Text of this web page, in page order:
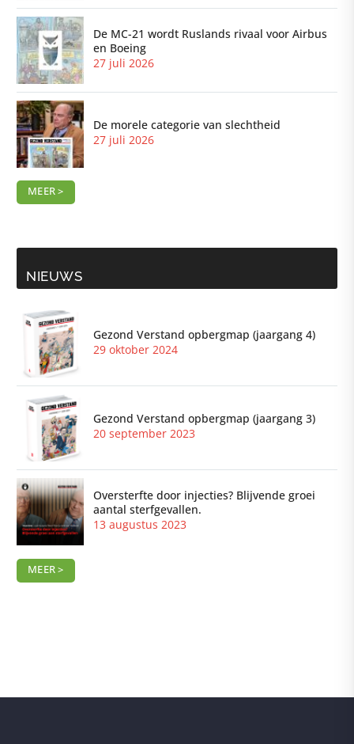
De MC-21 wordt Ruslands rivaal voor Airbus
en Boeing
27 juli 2026
De morele categorie van slechtheid
27 juli 2026
MEER >
NIEUWS
Gezond Verstand opbergmap (jaargang 4)
29 oktober 2024
Gezond Verstand opbergmap (jaargang 3)
20 september 2023
Oversterfte door injecties? Blijvende groei
aantal sterfgevallen.
13 augustus 2023
MEER >